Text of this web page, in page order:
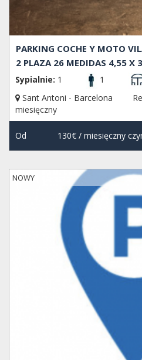
PARKING COCHE Y MOTO
2 PLAZA 26 MEDIDAS 4,55 X
Sypialnie: 1 1
Sant Antoni - Barcelona
miesięczny
Od 130€/ miesięczny
NOWY